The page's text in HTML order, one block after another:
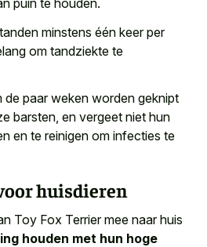
puin te houden.
minstens één keer per
om tandziekte te
de paar weken worden geknipt
barsten, en vergeet niet hun
en te reinigen om infecties te
huisdieren
Toy Fox Terrier mee naar huis
houden met hun hoge